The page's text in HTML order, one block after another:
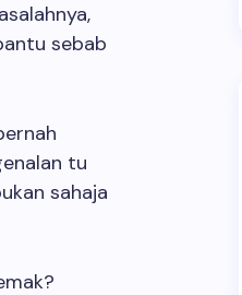
sebab
tu
sahaja